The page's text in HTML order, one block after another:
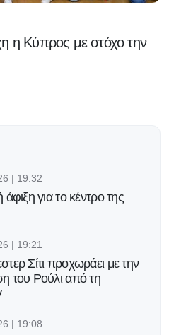
η Κύπρος με στόχο την
| 19:32
άφιξη για το κέντρο της
| 19:21
Σίτι προχωράει με την
του Ρούλι από τη
| 19:08